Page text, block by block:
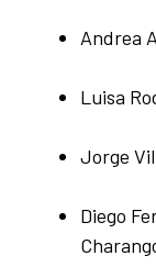
Andrea
Luisa
Jorge
Diego